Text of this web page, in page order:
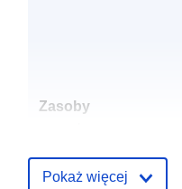
Zasoby
Identyfikatory:
Pokaż więcej